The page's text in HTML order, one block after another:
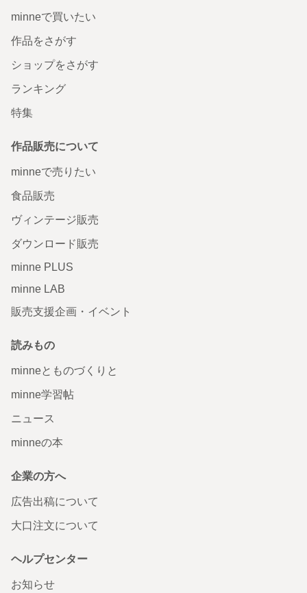
minneで買いたい
作品をさがす
ショップをさがす
ランキング
特集
作品販売について
minneで売りたい
食品販売
ヴィンテージ販売
ダウンロード販売
minne PLUS
minne LAB
販売支援企画・イベント
読みもの
minneとものづくりと
minne学習帖
ニュース
minneの本
企業の方へ
広告出稿について
大口注文について
ヘルプセンター
お知らせ